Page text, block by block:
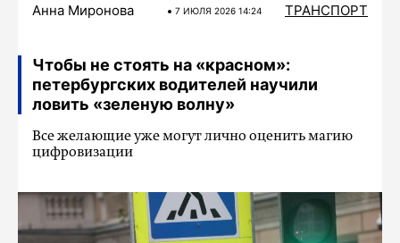
Анна Миронова 7 ИЮЛЯ 2026 14:24 ТРАНСПОРТ
Чтобы не стоять на «красном»:
петербургских водителей научили
ловить «зеленую волну»
Все желающие уже могут лично оценить магию
цифровизации